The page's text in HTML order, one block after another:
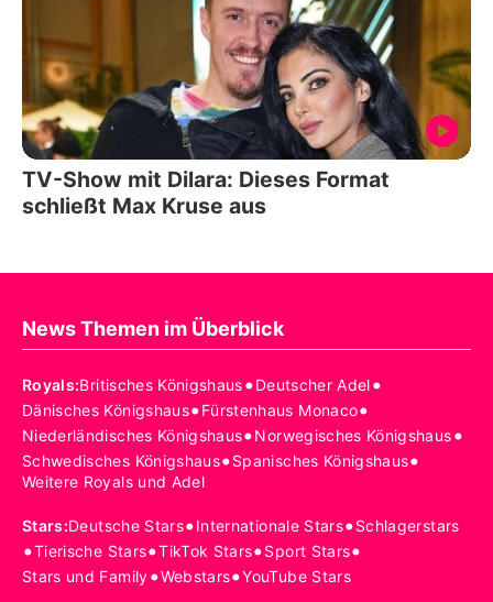
TV-Show mit Dilara: Dieses Format
schließt Max Kruse aus
News Themen im Überblick
Royals:Britisches Königshaus•Deutscher Adel•
Dänisches Königshaus•Fürstenhaus Monaco•
Niederländisches Königshaus•Norwegisches Königshaus•
Schwedisches Königshaus•Spanisches Königshaus•
Weitere Royals und Adel
Stars:Deutsche Stars•Internationale Stars•Schlagerstars
•Tierische Stars•TikTok Stars•Sport Stars•
Stars und Family•Webstars•YouTube Stars